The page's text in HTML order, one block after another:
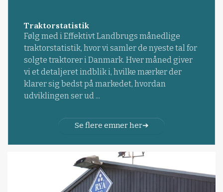
Traktorstatistik
Følg med i Effektivt Landbrugs månedlige
traktorstatistik, hvor vi samler de nyeste tal for
solgte traktorer i Danmark. Hver måned giver
vi et detaljeret indblik i, hvilke mærker der
klarer sig bedst på markedet, hvordan
udviklingen ser ud ...
Se flere emner her